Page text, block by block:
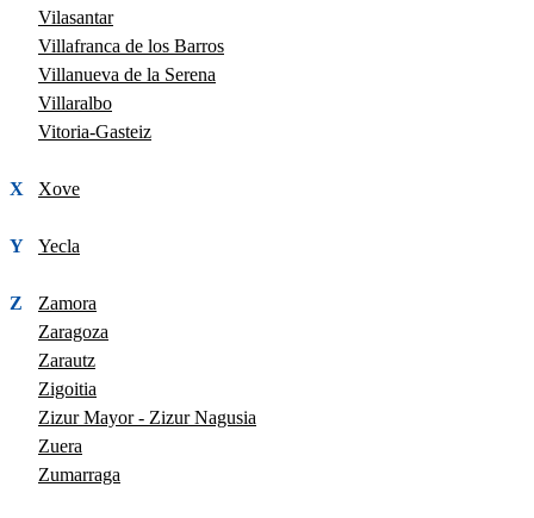
Vilasantar
Villafranca de los Barros
Villanueva de la Serena
Villaralbo
Vitoria-Gasteiz
X Xove
Y Yecla
Z
Zamora
Zaragoza
Zarautz
Zigoitia
Zizur Mayor - Zizur Nagusia
Zuera
Zumarraga